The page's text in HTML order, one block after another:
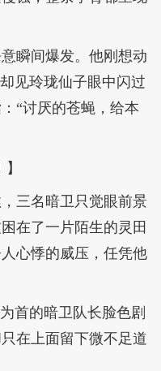
瞬间爆发。他刚想动
见玲珑仙子眼中闪过
“讨厌的苍蝇，给本
三名暗卫只觉眼前景
在了一片陌生的灵田
心悸的威压，任凭他
首的暗卫队长脸色剧
在上面留下微不足道